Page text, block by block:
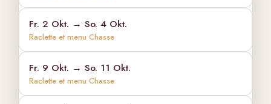
Fr. 2 Okt. → So. 4 Okt.
Raclette et menu Chasse
Fr. 9 Okt. → So. 11 Okt.
Raclette et menu Chasse